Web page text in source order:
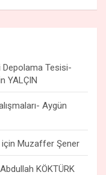
Depolama Tesisi-
YALÇIN
Aygün
için Muzaffer Şener
KÖKTÜRK